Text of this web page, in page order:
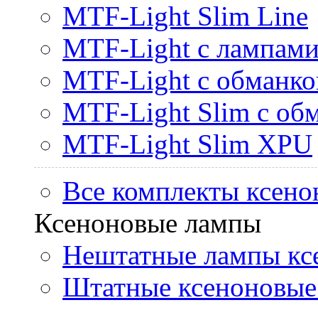
MTF-Light Slim Line
MTF-Light с
MTF-Light с
MTF-Light Slim с
MTF-Light Slim XPU
Все комплекты
Ксеноновые лампы
Нештатные лампы
Штатные